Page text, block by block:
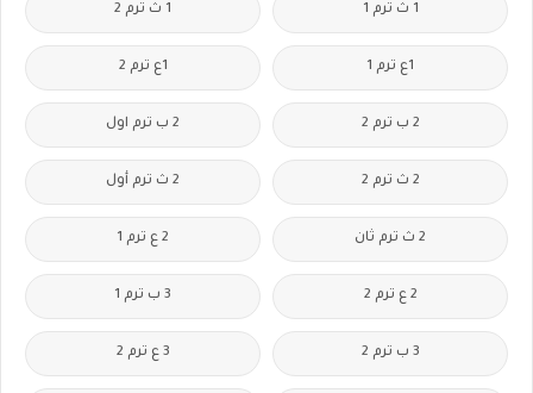
1 ث ترم 1 1 ث ترم 2
1ع ترم 1 1ع ترم 2
2 ب ترم 2 2 ب ترم اول
2 ث ترم 2 2 ث ترم أول
2 ث ترم ثان 2 ع ترم 1
2 ع ترم 2 3 ب ترم 1
3 ب ترم 2 3 ع ترم 2